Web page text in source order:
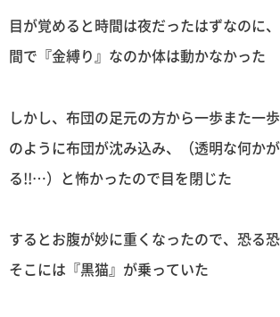
目が覚めると時間は夜だったはずなのに
間で『金縛り』なのか体は動かなかった
しかし、布団の足元の方から一歩また一
のように布団が沈み込み、（透明な何か
る!!…）と怖かったので目を閉じた
するとお腹が妙に重くなったので、恐る
そこには『黒猫』が乗っていた